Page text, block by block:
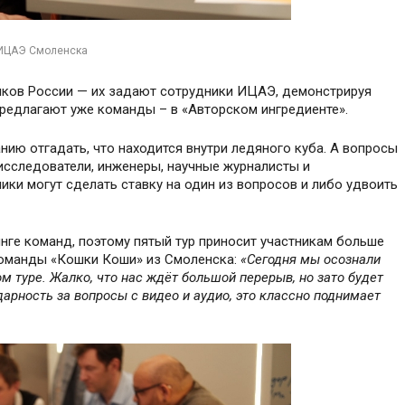
Смоленска
России — их задают сотрудники ИЦАЭ, демонстрируя
уже команды – в «Авторском ингредиенте».
отгадать, что находится внутри ледяного куба. А вопросы
инженеры, научные журналисты и
могут сделать ставку на один из вопросов и либо удвоить
команд, поэтому пятый тур приносит участникам больше
«Кошки Коши» из Смоленска: «Сегодня мы осознали
туре. Жалко, что нас ждёт большой перерыв, но зато будет
за вопросы с видео и аудио, это классно поднимает